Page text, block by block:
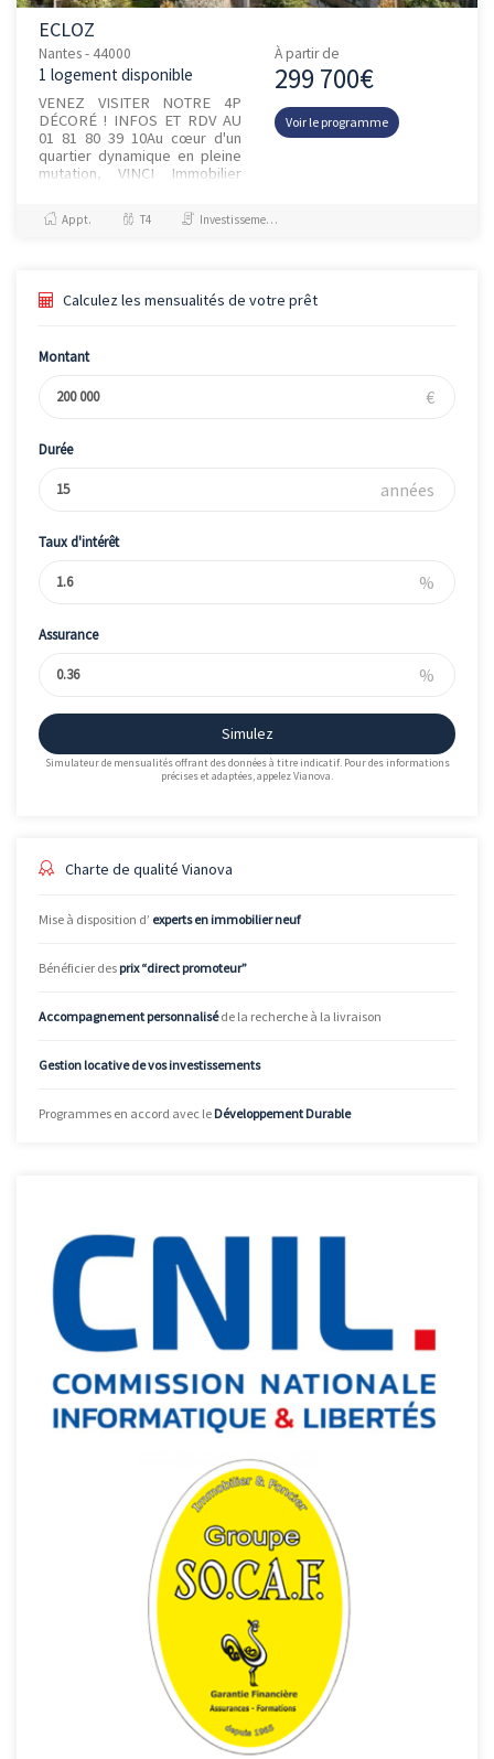
ECLOZ
Nantes - 44000
1 logement disponible
VENEZ VISITER NOTRE 4P
DÉCORÉ ! INFOS ET RDV AU
01 81 80 39 10Au cœur d'un
quartier dynamique en pleine
mutation, VINCI Immobilier
résidence ECLOZ composée
de 4 îlo...
À partir de
299 700€
Voir le programme
Appt. T4 Investissement et Défiscalisation
Calculez les mensualités de votre prêt
Montant
€
Durée
années
Taux d'intérêt
%
Assurance
%
Simulez
Simulateur de mensualités offrant des données à titre indicatif. Pour des informations
précises et adaptées, appelez Vianova.
Charte de qualité Vianova
Mise à disposition d’ experts en immobilier neuf
Bénéficier des prix “direct promoteur”
Accompagnement personnaliséde la recherche à la livraison
Gestion locative de vos investissements
Programmes en accord avec le Développement Durable